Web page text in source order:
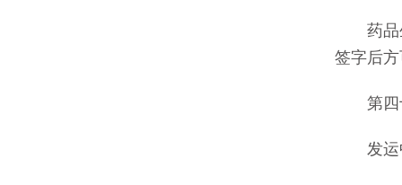
药品生
签字后
第四十
发运中